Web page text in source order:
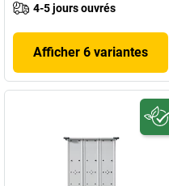
4-5 jours ouvrés
Afficher 6 variantes